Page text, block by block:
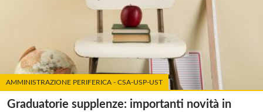
AMMINISTRAZIONE PERIFERICA - CSA-USP-UST
Graduatorie supplenze: importanti novità in